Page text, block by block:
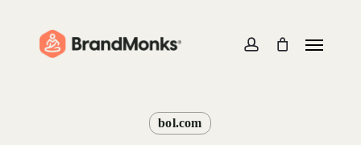
account
Cart Cart
bol.com